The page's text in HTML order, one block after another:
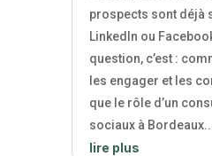
prospects sont déjà
LinkedIn ou
question, c’est :
les engager et les
que le rôle d’un
sociaux à Bordeaux...
lire plus